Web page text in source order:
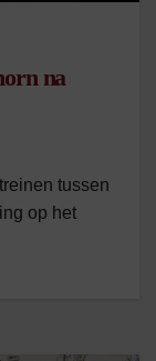
na
tussen
op het